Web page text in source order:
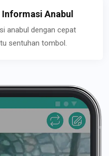
Anabul
anabul dengan cepat
sentuhan tombol.